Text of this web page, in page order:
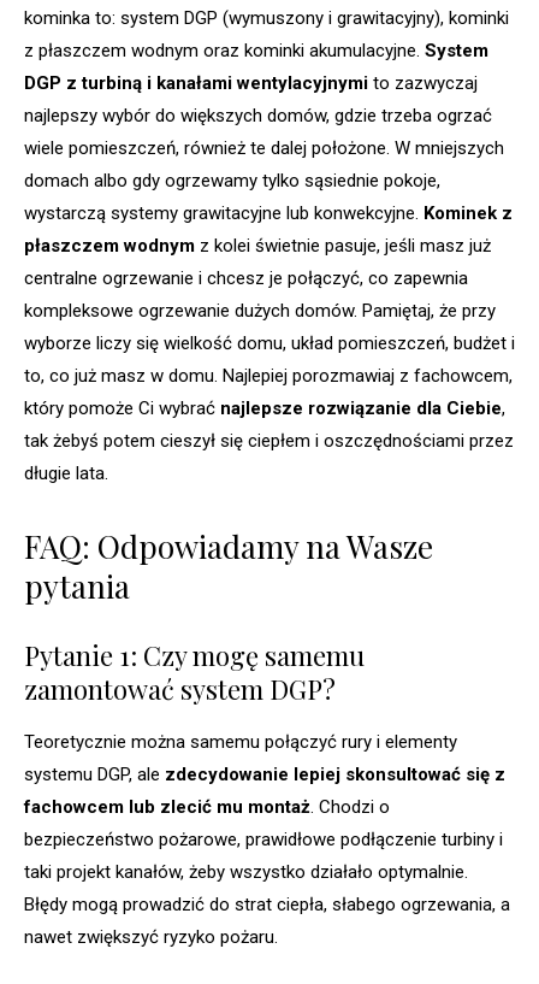
kominka to: system DGP (wymuszony i grawitacyjny), kominki
z płaszczem wodnym oraz kominki akumulacyjne. System
DGP z turbiną i kanałami wentylacyjnymi to zazwyczaj
najlepszy wybór do większych domów, gdzie trzeba ogrzać
wiele pomieszczeń, również te dalej położone. W mniejszych
domach albo gdy ogrzewamy tylko sąsiednie pokoje,
wystarczą systemy grawitacyjne lub konwekcyjne. Kominek z
płaszczem wodnym z kolei świetnie pasuje, jeśli masz już
centralne ogrzewanie i chcesz je połączyć, co zapewnia
kompleksowe ogrzewanie dużych domów. Pamiętaj, że przy
wyborze liczy się wielkość domu, układ pomieszczeń, budżet i
to, co już masz w domu. Najlepiej porozmawiaj z fachowcem,
który pomoże Ci wybrać najlepsze rozwiązanie dla Ciebie,
tak żebyś potem cieszył się ciepłem i oszczędnościami przez
długie lata.
FAQ: Odpowiadamy na Wasze
pytania
Pytanie 1: Czy mogę samemu
zamontować system DGP?
Teoretycznie można samemu połączyć rury i elementy
systemu DGP, ale zdecydowanie lepiej skonsultować się z
fachowcem lub zlecić mu montaż. Chodzi o
bezpieczeństwo pożarowe, prawidłowe podłączenie turbiny i
taki projekt kanałów, żeby wszystko działało optymalnie.
Błędy mogą prowadzić do strat ciepła, słabego ogrzewania, a
nawet zwiększyć ryzyko pożaru.